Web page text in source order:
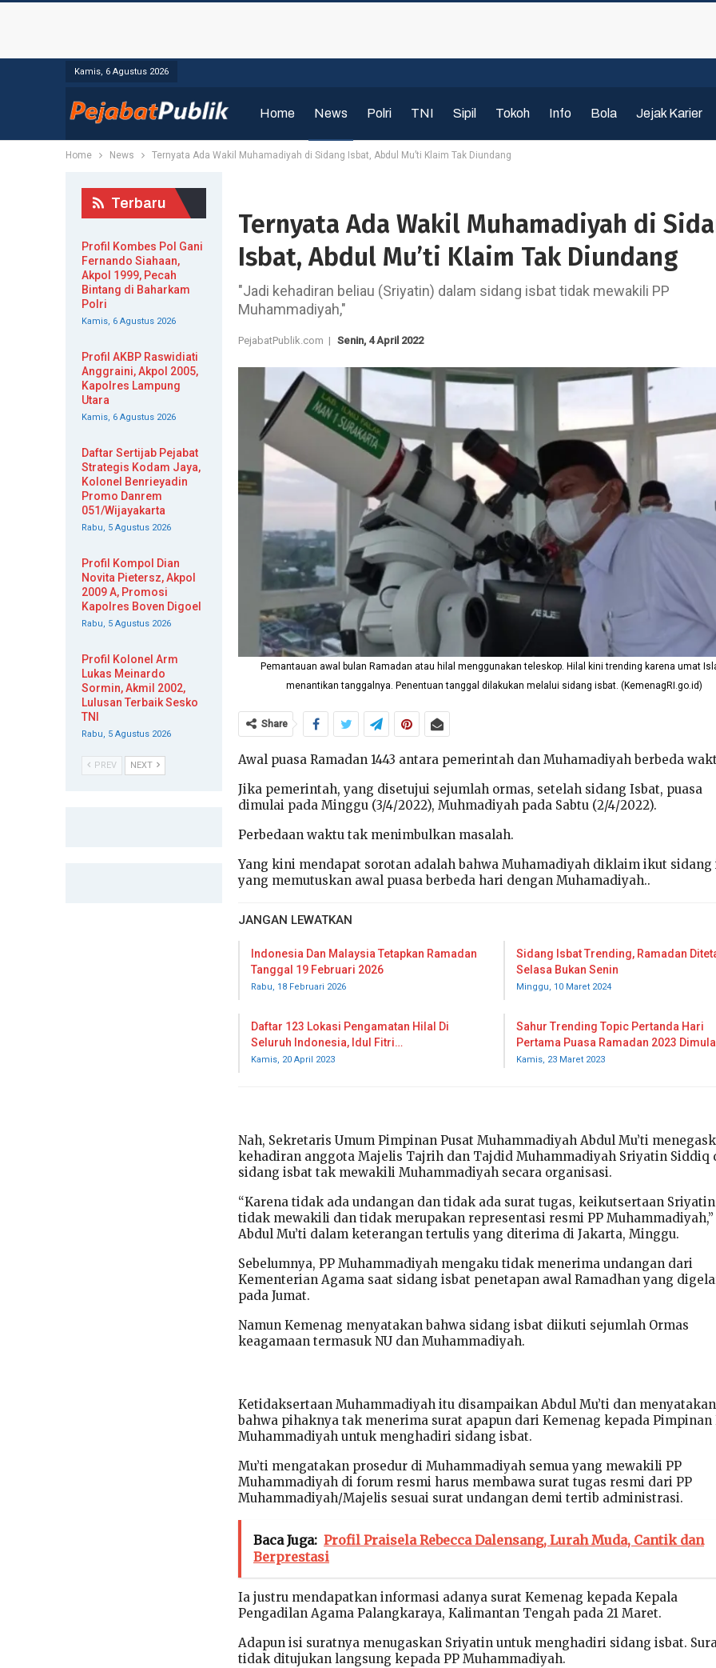
Kamis, 6 Agustus 2026
Home News Polri TNI Sipil Tokoh Info Bola Jejak Karier
Home News Ternyata Ada Wakil Muhamadiyah di Sidang Isbat, Abdul Mu’ti Klaim Tak Diundang
Ternyata Ada Wakil Muhamadiyah di
Isbat, Abdul Mu’ti Klaim Tak Diundang
"Jadi kehadiran beliau (Sriyatin) dalam sidang isbat tidak mewakili PP
Muhammadiyah,"
PejabatPublik.com | Senin, 4 April 2022
Pemantauan awal bulan Ramadan atau hilal menggunakan teleskop. Hilal kini trending karena umat
menantikan tanggalnya. Penentuan tanggal dilakukan melalui sidang isbat. (KemenagRI.go.id)
Share
Awal puasa Ramadan 1443 antara pemerintah dan Muhamadiyah berbeda
Jika pemerintah, yang disetujui sejumlah ormas, setelah sidang Isbat, puasa
dimulai pada Minggu (3/4/2022), Muhmadiyah pada Sabtu (2/4/2022).
Perbedaan waktu tak menimbulkan masalah.
Yang kini mendapat sorotan adalah bahwa Muhamadiyah diklaim ikut sidang
yang memutuskan awal puasa berbeda hari dengan Muhamadiyah..
JANGAN LEWATKAN
Indonesia Dan Malaysia Tetapkan Ramadan
Tanggal 19 Februari 2026
Rabu, 18 Februari 2026
Sidang Isbat Trending, Ramadan
Selasa Bukan Senin
Minggu, 10 Maret 2024
Daftar 123 Lokasi Pengamatan Hilal Di
Seluruh Indonesia, Idul Fitri…
Kamis, 20 April 2023
Sahur Trending Topic Pertanda Hari
Pertama Puasa Ramadan 2023
Kamis, 23 Maret 2023
Nah, Sekretaris Umum Pimpinan Pusat Muhammadiyah Abdul Mu’ti
kehadiran anggota Majelis Tajrih dan Tajdid Muhammadiyah Sriyatin Siddiq
sidang isbat tak mewakili Muhammadiyah secara organisasi.
“Karena tidak ada undangan dan tidak ada surat tugas, keikutsertaan Sriyatin
tidak mewakili dan tidak merupakan representasi resmi PP
Abdul Mu’ti dalam keterangan tertulis yang diterima di Jakarta, Minggu.
Sebelumnya, PP Muhammadiyah mengaku tidak menerima undangan dari
Kementerian Agama saat sidang isbat penetapan awal Ramadhan yang
pada Jumat.
Namun Kemenag menyatakan bahwa sidang isbat diikuti sejumlah Ormas
keagamaan termasuk NU dan Muhammadiyah.
Ketidaksertaan Muhammadiyah itu disampaikan Abdul Mu’ti dan menyatakan
bahwa pihaknya tak menerima surat apapun dari Kemenag kepada Pimpinan
Muhammadiyah untuk menghadiri sidang isbat.
Mu’ti mengatakan prosedur di Muhammadiyah semua yang mewakili PP
Muhammadiyah di forum resmi harus membawa surat tugas resmi dari PP
Muhammadiyah/Majelis sesuai surat undangan demi tertib administrasi.
Baca Juga: Profil Praisela Rebecca Dalensang, Lurah Muda, Cantik dan
Berprestasi
Ia justru mendapatkan informasi adanya surat Kemenag kepada Kepala
Pengadilan Agama Palangkaraya, Kalimantan Tengah pada 21 Maret.
Adapun isi suratnya menugaskan Sriyatin untuk menghadiri sidang isbat.
tidak ditujukan langsung kepada PP Muhammadiyah.
Terbaru
Profil Kombes Pol Gani
Fernando Siahaan,
Akpol 1999, Pecah
Bintang di Baharkam
Polri
Kamis, 6 Agustus 2026
Profil AKBP Raswidiati
Anggraini, Akpol 2005,
Kapolres Lampung
Utara
Kamis, 6 Agustus 2026
Daftar Sertijab Pejabat
Strategis Kodam Jaya,
Kolonel Benrieyadin
Promo Danrem
051/Wijayakarta
Rabu, 5 Agustus 2026
Profil Kompol Dian
Novita Pietersz, Akpol
2009 A, Promosi
Kapolres Boven Digoel
Rabu, 5 Agustus 2026
Profil Kolonel Arm
Lukas Meinardo
Sormin, Akmil 2002,
Lulusan Terbaik Sesko
TNI
Rabu, 5 Agustus 2026
PREV NEXT